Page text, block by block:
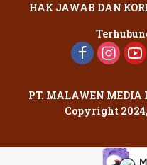
HAK JAWAB DAN
PT. MALAWEN
Copyright